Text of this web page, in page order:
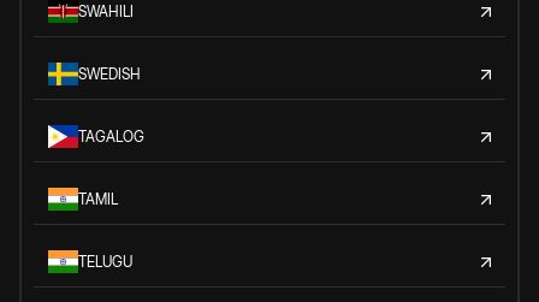
SWAHILI
SWEDISH
TAGALOG
TAMIL
TELUGU